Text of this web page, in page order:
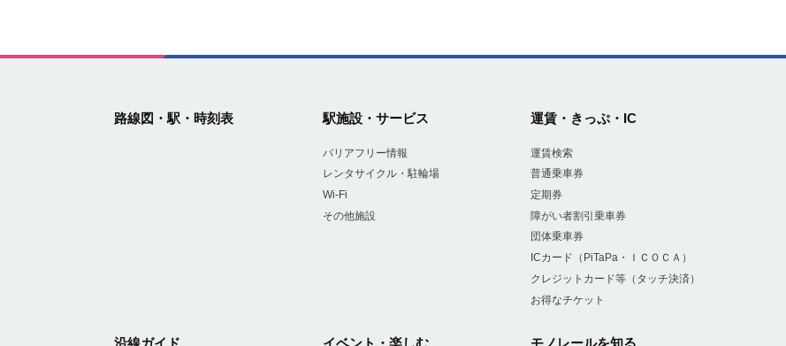
路線図・駅・時刻表 駅施設・サービス
バリアフリー情報
レンタサイクル・駐輪場
Wi-Fi
その他施設
運賃・きっぷ・IC
運賃検索
普通乗車券
定期券
障がい者割引乗車券
団体乗車券
ICカード（PiTaPa・ＩＣＯＣＡ）
クレジットカード等（タッチ決済）
お得なチケット